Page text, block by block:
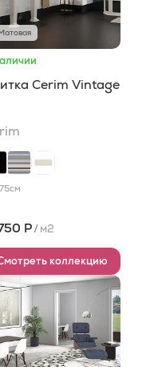
Cerim Vintage
см
Р/ м2
коллекцию